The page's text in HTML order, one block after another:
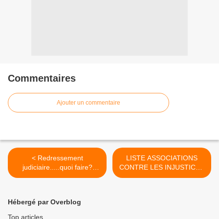
Commentaires
Ajouter un commentaire
< Redressement
judiciaire.....quoi faire?
Exemple de plan en voie de
LISTE ASSOCIATIONS
CONTRE LES INJUSTICES
>
Hébergé par Overblog
Top articles